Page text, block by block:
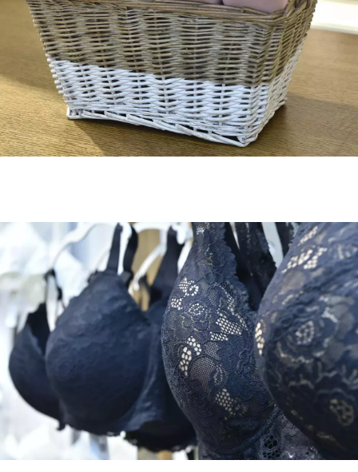
INFORMACE
REDAKCE